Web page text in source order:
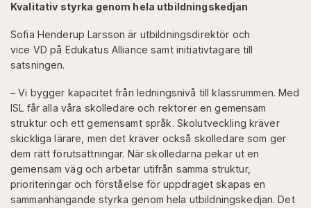
Kvalitativ styrka genom hela utbildningskedjan
Sofia Henderup Larsson är utbildningsdirektör och
vice VD på Edukatus Alliance samt initiativtagare till
satsningen.
– Vi bygger kapacitet från ledningsnivå till klassrummen. Med
ISL får alla våra skolledare och rektorer en gemensam
struktur och ett gemensamt språk. Skolutveckling kräver
skickliga lärare, men det kräver också skolledare som ger
dem rätt förutsättningar. När skolledarna pekar ut en
gemensam väg och arbetar utifrån samma struktur,
prioriteringar och förståelse för uppdraget skapas en
sammanhängande styrka genom hela utbildningskedjan. Det